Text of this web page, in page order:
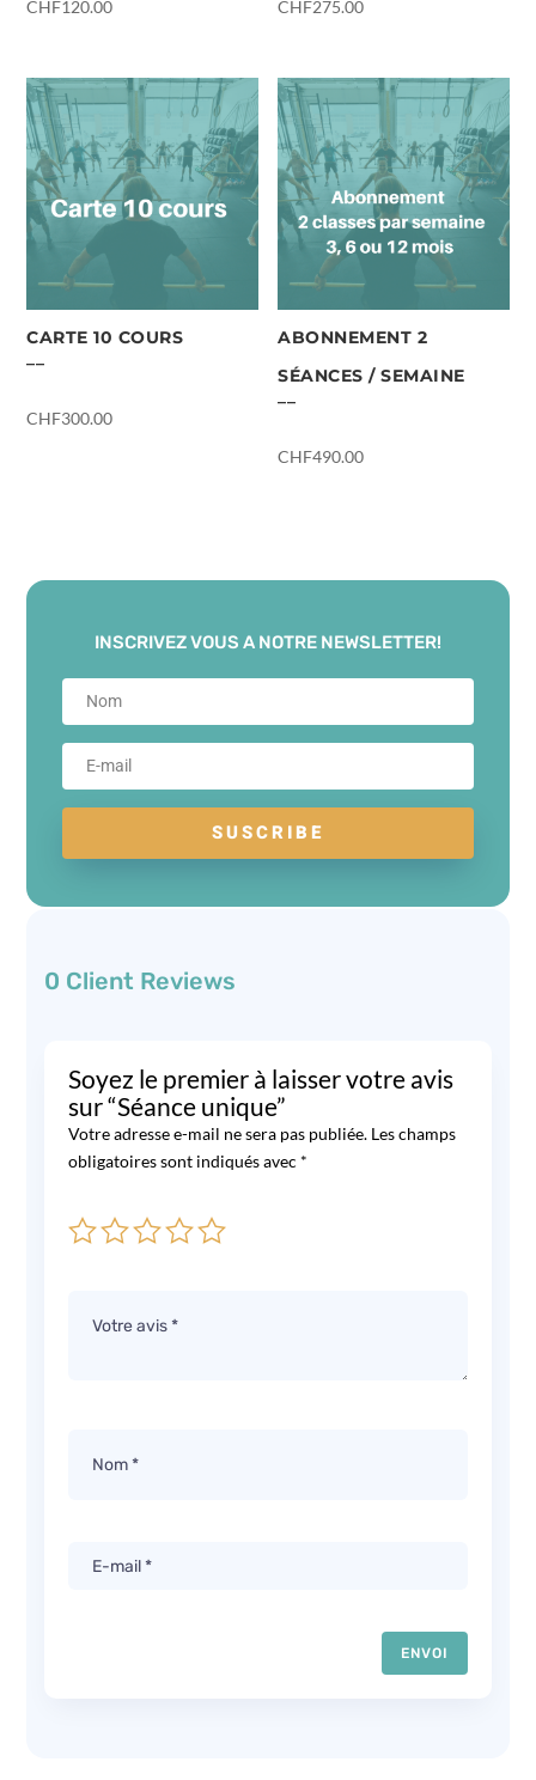
CHF120.00 CHF275.00
CARTE 10 COURS
CHF300.00
ABONNEMENT 2
SÉANCES / SEMAINE
CHF490.00
INSCRIVEZ VOUS A NOTRE NEWSLETTER!
SUSCRIBE
0 Client Reviews
Soyez le premier à laisser votre avis
sur “Séance unique”
Votre adresse e-mail ne sera pas publiée. Les champs
obligatoires sont indiqués avec *
ENVOI